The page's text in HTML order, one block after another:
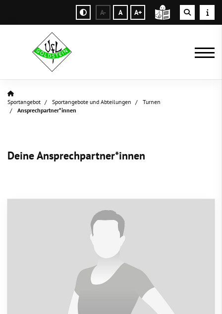
A- A A+
Sportangebot Sportangebote und Abteilungen
Turnen
Ansprechpartner*innen
Deine Ansprechpartner*innen